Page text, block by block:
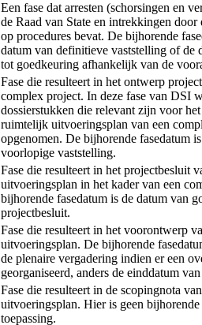
Een fase dat arresten (schorsingen en
de Raad van State en intrekkingen door
op procedures bevat. De bijhorende
datum van definitieve vaststelling of de
tot goedkeuring afhankelijk van de
Fase die resulteert in het ontwerp
complex project. In deze fase van DSI
dossierstukken die relevant zijn voor
ruimtelijk uitvoeringsplan van een
opgenomen. De bijhorende fasedatum
voorlopige vaststelling.
Fase die resulteert in het projectbesluit
uitvoeringsplan in het kader van een
bijhorende fasedatum is de datum van
projectbesluit.
Fase die resulteert in het voorontwerp
uitvoeringsplan. De bijhorende
de plenaire vergadering indien er een
georganiseerd, anders de einddatum
Fase die resulteert in de scopingnota
uitvoeringsplan. Hier is geen bijhorende
toepassing.